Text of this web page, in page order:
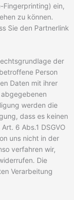
Fingerprinting) ein,
zu können.
Sie den Partnerlink
der
Person
Daten mit ihrer
werden die
dass es keinen
6 Abs.1 DSGVO
uns nicht in der
verfahren wir,
Die
Verarbeitung